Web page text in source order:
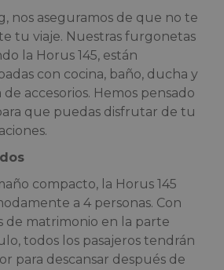
nos aseguramos de que no te
tu viaje. Nuestras furgonetas
la Horus 145, están
con cocina, baño, ducha y
accesorios. Hemos pensado
que puedas disfrutar de tu
compacto, la Horus 145
a 4 personas. Con
de matrimonio en la parte
todos los pasajeros tendrán
para descansar después de